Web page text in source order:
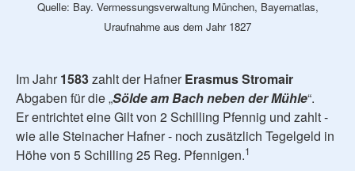
Quelle: Bay. Vermessungsverwaltung München, Bayernatlas,
Uraufnahme aus dem Jahr 1827
Im Jahr1583zahlt der HafnerErasmus Stromair
Abgaben für die „Sölde am Bach neben der Mühle“.
Er entrichtet eine Gilt von 2 Schilling Pfennig und zahlt -
wie alle Steinacher Hafner - noch zusätzlich Tegelgeld in
Höhe von 5 Schilling 25 Reg. Pfennigen.1